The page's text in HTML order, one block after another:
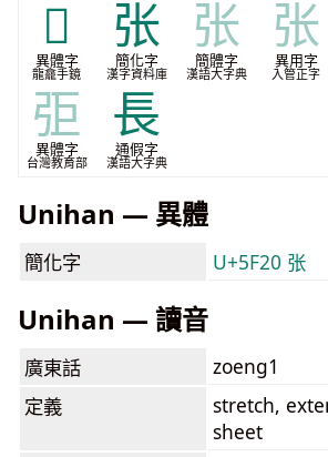
𫣖
異體字
龍龕手鏡
张
簡化字
漢字資料庫
张
簡體字
漢語大字典
张
異用字
入管正字
弡
異體字
台灣教育部
長
通假字
漢語大字典
Unihan — 異體
簡化字 U+5F20 张
Unihan — 讀音
廣東話
zoeng1
定義
stretch,
sheet